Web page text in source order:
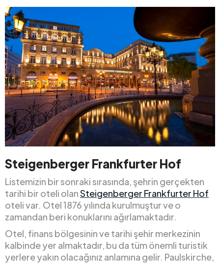
Steigenberger Frankfurter Hof
Listemizin bir sonraki sırasında, şehrin gerçekten
tarihi bir oteli olanSteigenberger Frankfurter Hof
oteli var. Otel 1876 yılında kurulmuştur ve o
zamandan beri konuklarını ağırlamaktadır.
Otel, finans bölgesinin ve tarihi şehir merkezinin
kalbinde yer almaktadır, bu da tüm önemli turistik
yerlere yakın olacağınız anlamına gelir. Paulskirche,